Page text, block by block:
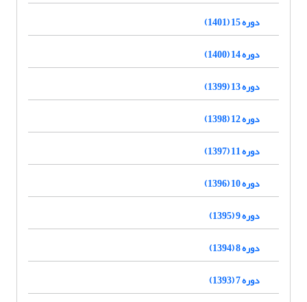
دوره 15 (1401)
دوره 14 (1400)
دوره 13 (1399)
دوره 12 (1398)
دوره 11 (1397)
دوره 10 (1396)
دوره 9 (1395)
دوره 8 (1394)
دوره 7 (1393)